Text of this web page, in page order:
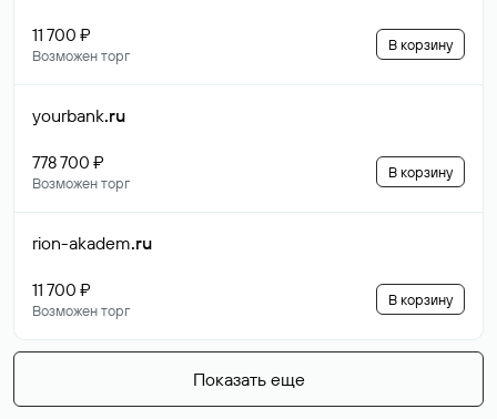
11 700 ₽
Возможен торг
В корзину
yourbank.ru
778 700 ₽
Возможен торг
В корзину
rion-akadem.ru
11 700 ₽
Возможен торг
В корзину
Показать еще